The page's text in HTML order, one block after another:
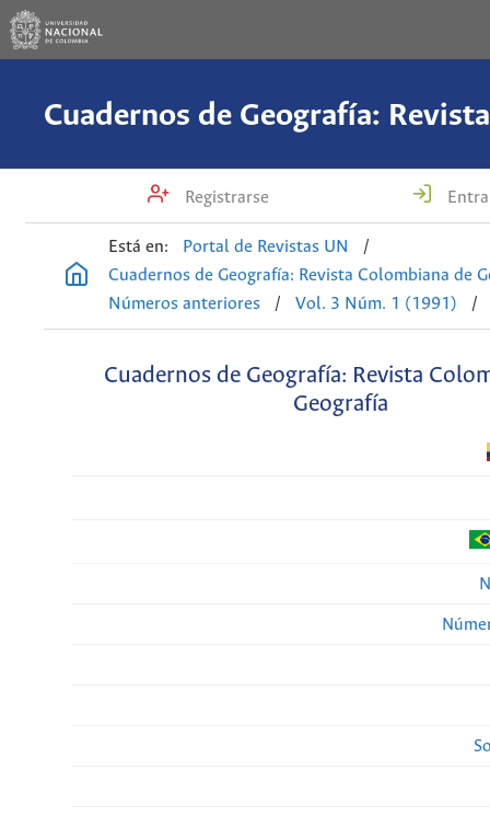
Registrarse
Está en: Portal de Revistas UN
/
Cuadernos de Geografía: Revista Colombiana de
Números anteriores
/ Vol. 3 Núm. 1 (1991) /
Cuadernos de Geografía: Revista
Geografía